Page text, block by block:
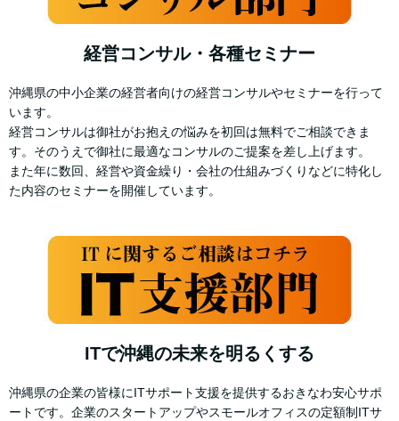
経営コンサル・各種セミナー
沖縄県の中小企業の経営者向けの経営コンサルやセミナーを行って
います。
経営コンサルは御社がお抱えの悩みを初回は無料でご相談できま
す。そのうえで御社に最適なコンサルのご提案を差し上げます。
また年に数回、経営や資金繰り・会社の仕組みづくりなどに特化し
た内容のセミナーを開催しています。
ITで沖縄の未来を明るくする
沖縄県の企業の皆様にITサポート支援を提供するおきなわ安心サポ
ートです。企業のスタートアップやスモールオフィスの定額制ITサ